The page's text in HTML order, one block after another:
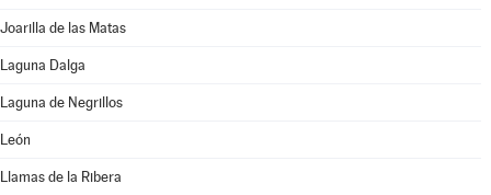
Joarilla de las Matas
Laguna Dalga
Laguna de Negrillos
León
Llamas de la Ribera